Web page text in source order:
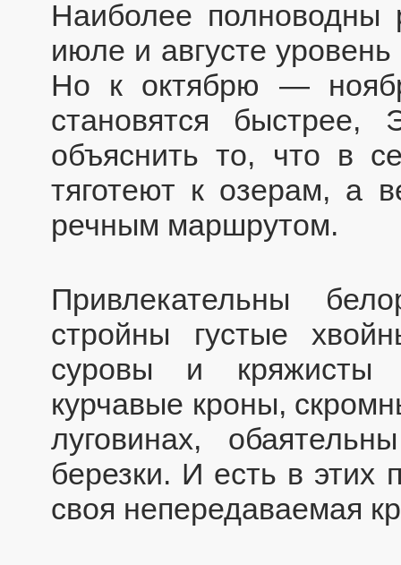
Наиболее
июле и августе
Но к октябрю —
становятся
объяснить то, что в
тяготеют к озерам, а
речным маршрутом.
Привлекательны
стройны густые
суровы и кряжисты
курчавые кроны,
луговинах,
березки. И есть в этих
своя непередаваемая